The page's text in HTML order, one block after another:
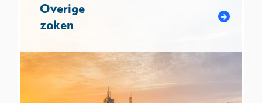
Overige
zaken